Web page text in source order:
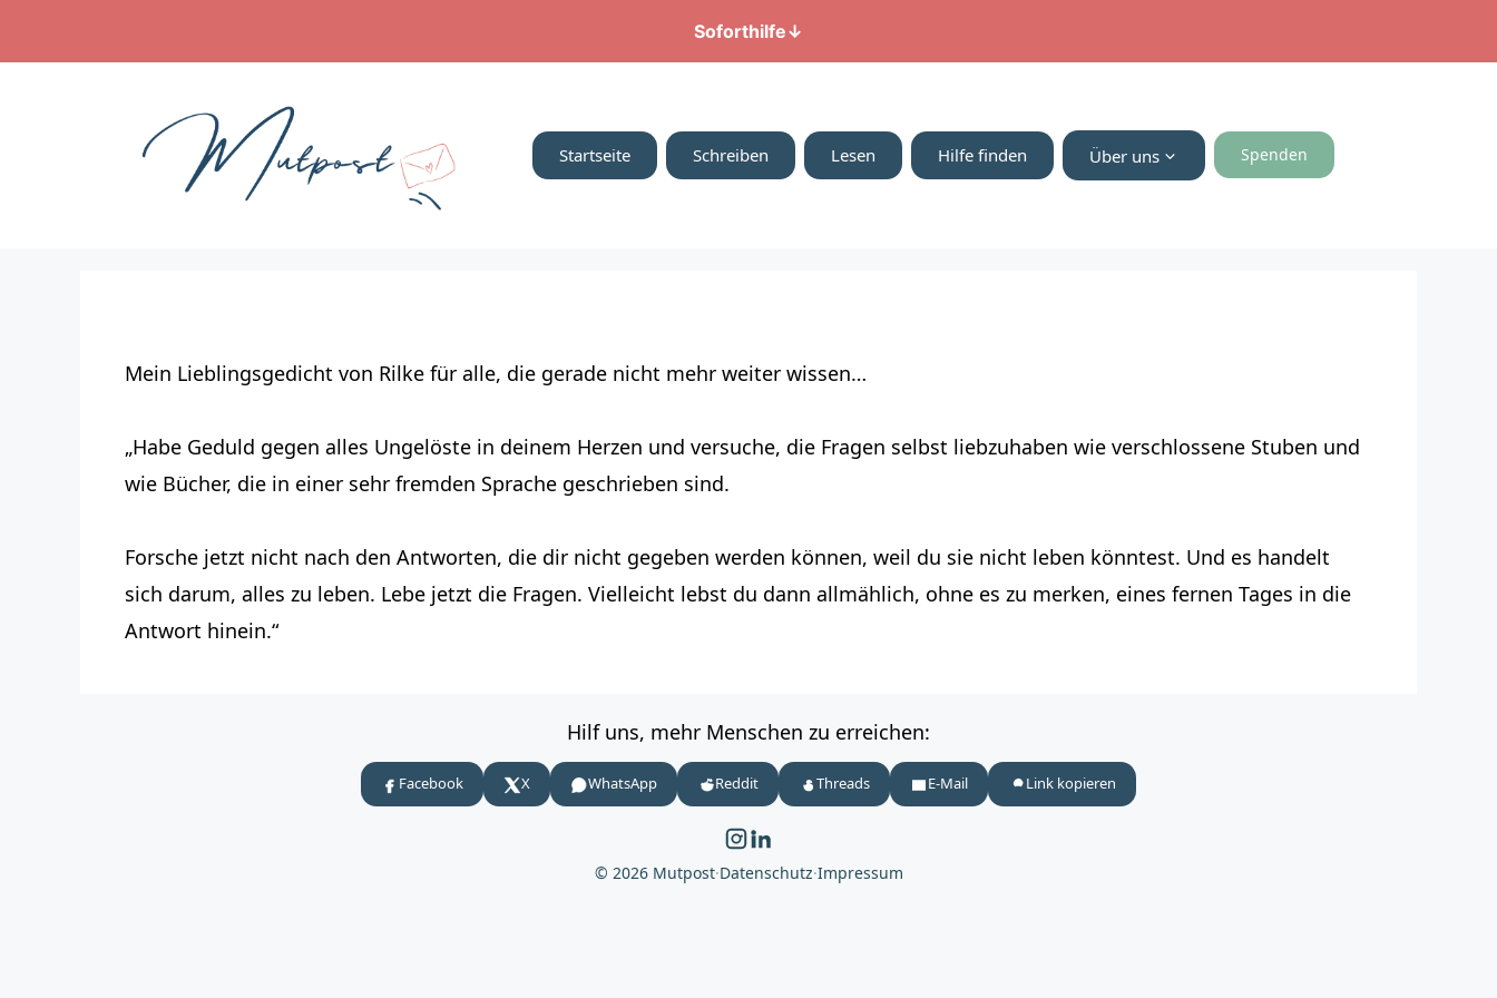
Soforthilfe↓
Startseite Schreiben Lesen Hilfe finden Über uns Spenden
Mein Lieblingsgedicht von Rilke für alle, die gerade nicht mehr weiter wissen…
„Habe Geduld gegen alles Ungelöste in deinem Herzen und versuche, die Fragen selbst liebzuhaben wie verschlossene Stuben und
wie Bücher, die in einer sehr fremden Sprache geschrieben sind.
Forsche jetzt nicht nach den Antworten, die dir nicht gegeben werden können, weil du sie nicht leben könntest. Und es handelt
sich darum, alles zu leben. Lebe jetzt die Fragen. Vielleicht lebst du dann allmählich, ohne es zu merken, eines fernen Tages in die
Antwort hinein.“
Hilf uns, mehr Menschen zu erreichen:
Facebook X WhatsApp Reddit Threads E-Mail Link kopieren
© 2026 Mutpost·Datenschutz·Impressum